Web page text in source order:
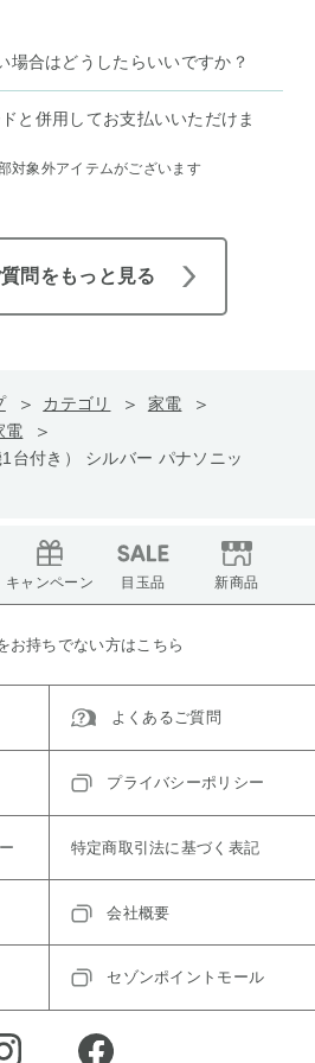
場合はどうしたらいいですか？
と併用してお支払いいただけま
対象外アイテムがございます
問をもっと見る
カテゴリ
家電
電
台付き） シルバー パナソニッ
キャンペーン 目玉品 新商品
お持ちでない方はこちら
よくあるご質問
プライバシーポリシー
特定商取引法に基づく表記
会社概要
セゾンポイントモール